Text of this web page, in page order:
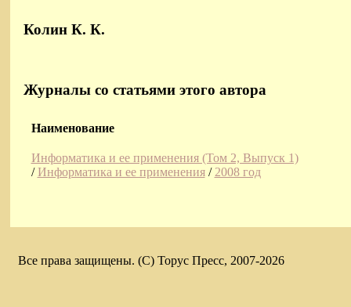
Колин К. К.
Журналы со статьями этого автора
Наименование
Информатика и ее применения (Том 2, Выпуск 1)
/Информатика и ее применения/ 2008 год
Все права защищены. (C) Торус Пресс, 2007-2026